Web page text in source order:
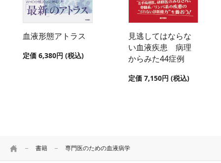
HOME 書籍 専門医のための血液病学
血液形態アトラス
定価 6,380円 (税込)
見逃してはならな
い血液疾患 病理
からみた44症例
定価 7,150円 (税込)